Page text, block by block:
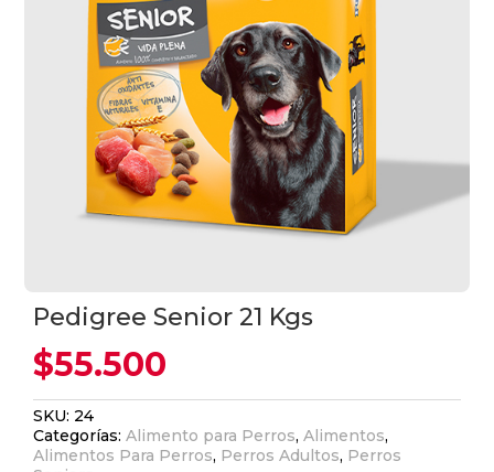
Pedigree Senior 21 Kgs
$55.500
SKU: 24
Categorías:Alimento para Perros,Alimentos,
Alimentos Para Perros, Perros Adultos, Perros